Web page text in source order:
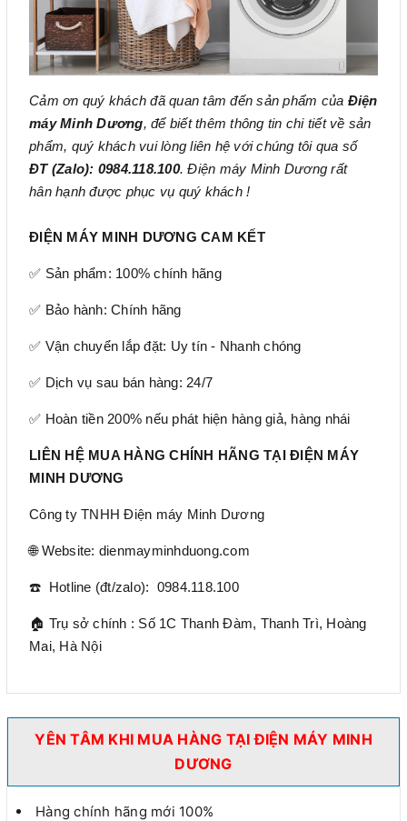
Cảm ơn quý khách đã quan tâm đến sản phẩm của Điện
máy Minh Dương, để biết thêm thông tin chi tiết về sản
phẩm, quý khách vui lòng liên hệ với chúng tôi qua số
ĐT (Zalo): 0984.118.100. Điện máy Minh Dương rất
hân hạnh được phục vụ quý khách !
ĐIỆN MÁY MINH DƯƠNG CAM KẾT
✅ Sản phẩm: 100% chính hãng
✅ Bảo hành: Chính hãng
✅ Vận chuyển lắp đặt: Uy tín - Nhanh chóng
✅ Dịch vụ sau bán hàng: 24/7
✅ Hoàn tiền 200% nếu phát hiện hàng giả, hàng nhái
LIÊN HỆ MUA HÀNG CHÍNH HÃNG TẠI ĐIỆN MÁY
MINH DƯƠNG
Công ty TNHH Điện máy Minh Dương
🌐 Website: dienmayminhduong.com
☎️ Hotline (đt/zalo): 0984.118.100
🏠 Trụ sở chính : Số 1C Thanh Đàm, Thanh Trì, Hoàng
Mai, Hà Nội
YÊN TÂM KHI MUA HÀNG TẠI ĐIỆN MÁY MINH
DƯƠNG
Hàng chính hãng mới 100%